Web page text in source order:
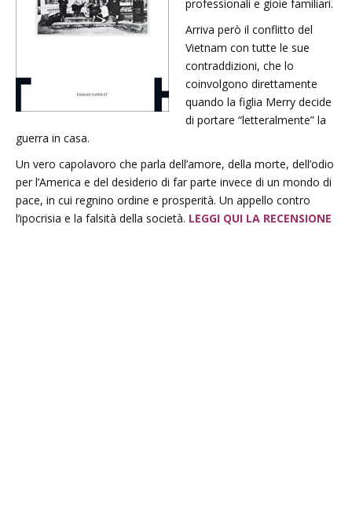
professionali e gioie familiari.
Arriva però il conflitto del
Vietnam con tutte le sue
contraddizioni, che lo
coinvolgono direttamente
quando la figlia Merry decide
di portare “letteralmente” la
guerra in casa.
Un vero capolavoro che parla dell’amore, della morte, dell’odio
per l’America e del desiderio di far parte invece di un mondo di
pace, in cui regnino ordine e prosperità. Un appello contro
l’ipocrisia e la falsità della società. LEGGI QUI LA RECENSIONE